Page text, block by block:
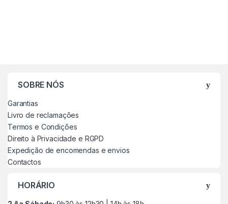
SOBRE NÓS
Garantias
Livro de reclamações
Termos e Condições
Direito à Privacidade e RGPD
Expedição de encomendas e envios
Contactos
HORÁRIO